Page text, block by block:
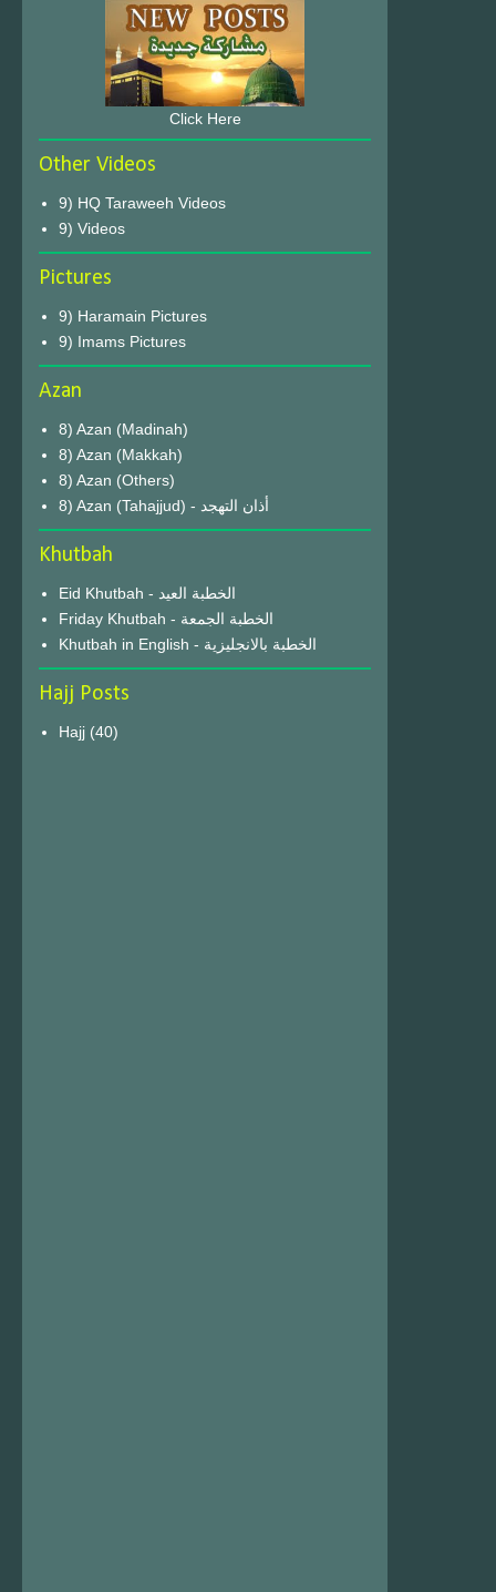
Click Here
Other Videos
9) HQ Taraweeh Videos
9) Videos
Pictures
9) Haramain Pictures
9) Imams Pictures
Azan
8) Azan (Madinah)
8) Azan (Makkah)
8) Azan (Others)
8) Azan (Tahajjud) - أذان التهجد
Khutbah
Eid Khutbah - الخطبة العيد
Friday Khutbah - الخطبة الجمعة
Khutbah in English - الخطبة بالانجليزية
Hajj Posts
Hajj (40)